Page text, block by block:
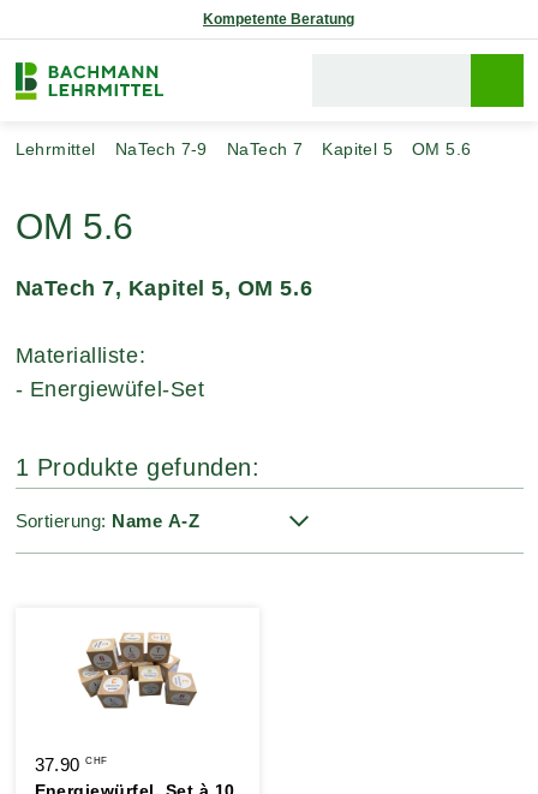
Kompetente Beratung
Lehrmittel NaTech 7-9 NaTech 7 Kapitel 5 OM 5.6
OM 5.6
NaTech 7, Kapitel 5, OM 5.6
Materialliste:
- Energiewüfel-Set
1 Produkte gefunden:
Sortierung:
37.90CHF